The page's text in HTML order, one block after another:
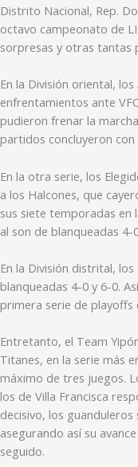
Distrito Nacional, Rep.
octavo campeonato de
sorpresas y otras tantas
En la División oriental,
enfrentamientos ante
pudieron frenar la
partidos concluyeron
En la otra serie, los
a los Halcones, que
sus siete temporadas en
al son de blanqueadas 4-
En la División distrital,
blanqueadas 4-0 y 6-0.
primera serie de playoffs
Entretanto, el Team
Titanes, en la serie más
máximo de tres juegos.
los de Villa Francisca
decisivo, los
asegurando así su
seguido.